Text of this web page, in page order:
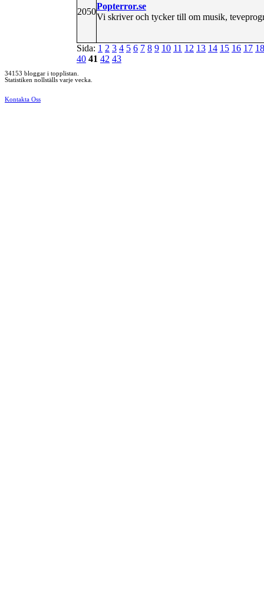
2050
Popterror.se
Vi skriver och tycker till om musik,
Sida: 1 2 3 4 5 6 7 8 9 10 11 12 13 14 15 16 17 18
40 41 42 43
34153 bloggar i topplistan.
Statistiken nollställs varje vecka.
Kontakta Oss